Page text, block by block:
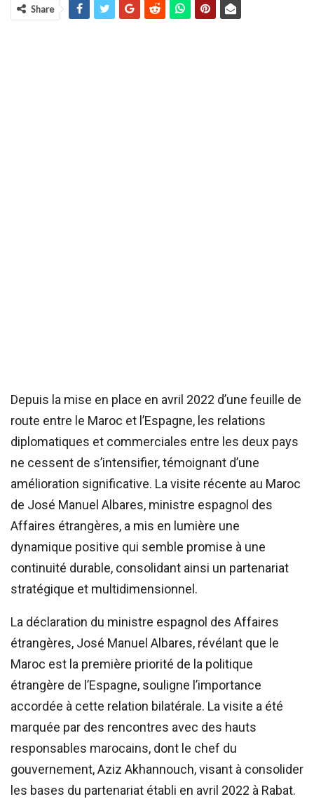
Share
Depuis la mise en place en avril 2022 d’une feuille de
route entre le Maroc et l’Espagne, les relations
diplomatiques et commerciales entre les deux pays
ne cessent de s’intensifier, témoignant d’une
amélioration significative. La visite récente au Maroc
de José Manuel Albares, ministre espagnol des
Affaires étrangères, a mis en lumière une
dynamique positive qui semble promise à une
continuité durable, consolidant ainsi un partenariat
stratégique et multidimensionnel.
La déclaration du ministre espagnol des Affaires
étrangères, José Manuel Albares, révélant que le
Maroc est la première priorité de la politique
étrangère de l’Espagne, souligne l’importance
accordée à cette relation bilatérale. La visite a été
marquée par des rencontres avec des hauts
responsables marocains, dont le chef du
gouvernement, Aziz Akhannouch, visant à consolider
les bases du partenariat établi en avril 2022 à Rabat.